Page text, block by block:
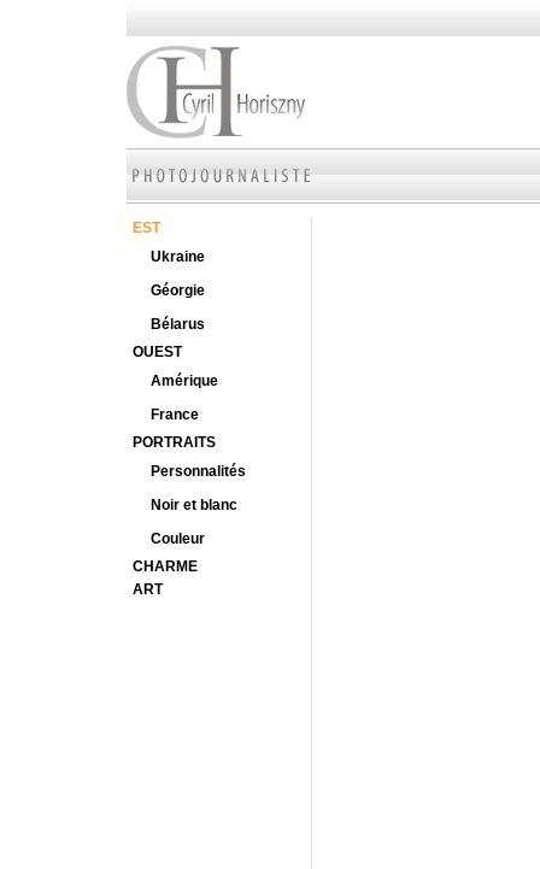
EST
Ukraine
Géorgie
Bélarus
OUEST
Amérique
France
PORTRAITS
Personnalités
Noir et blanc
Couleur
CHARME
ART